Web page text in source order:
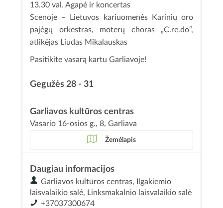
13.30 val. Agapė ir koncertas
Scenoje – Lietuvos kariuomenės Karinių oro
pajėgų orkestras, moterų choras „C.re.do“,
atlikėjas Liudas Mikalauskas
Pasitikite vasarą kartu Garliavoje!
Gegužės 28 - 31
Garliavos kultūros centras
Vasario 16-osios g., 8, Garliava
Žemėlapis
Daugiau informacijos
Garliavos kultūros centras, Ilgakiemio
laisvalaikio salė, Linksmakalnio laisvalaikio salė
+37037300674